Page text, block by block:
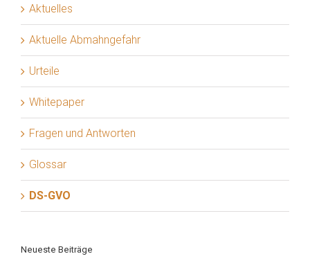
Aktuelles
Aktuelle Abmahngefahr
Urteile
Whitepaper
Fragen und Antworten
Glossar
DS-GVO
Neueste Beiträge